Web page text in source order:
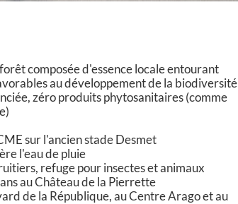
composée d'essence locale entourant
au développement de la biodiversité
zéro produits phytosanitaires (comme
sur l'ancien stade Desmet
l'eau de pluie
refuge pour insectes et animaux
au Château de la Pierrette
de la République, au Centre Arago et au